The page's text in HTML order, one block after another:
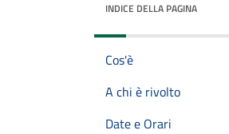
INDICE DELLA PAGINA
Cos'è
A chi è rivolto
Date e Orari